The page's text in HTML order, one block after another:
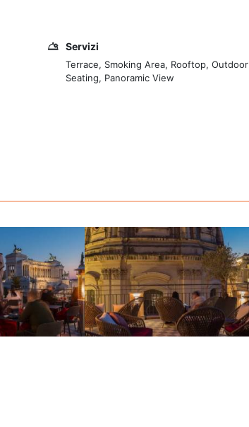
Servizi
Terrace, Smoking Area, Rooftop, Outdoor
Seating, Panoramic View